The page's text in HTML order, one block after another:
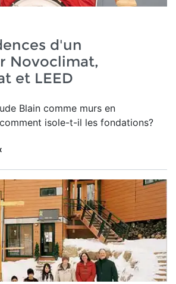
d'un
Novoclimat,
et LEED
Blain comme murs en
isole-t-il les fondations?